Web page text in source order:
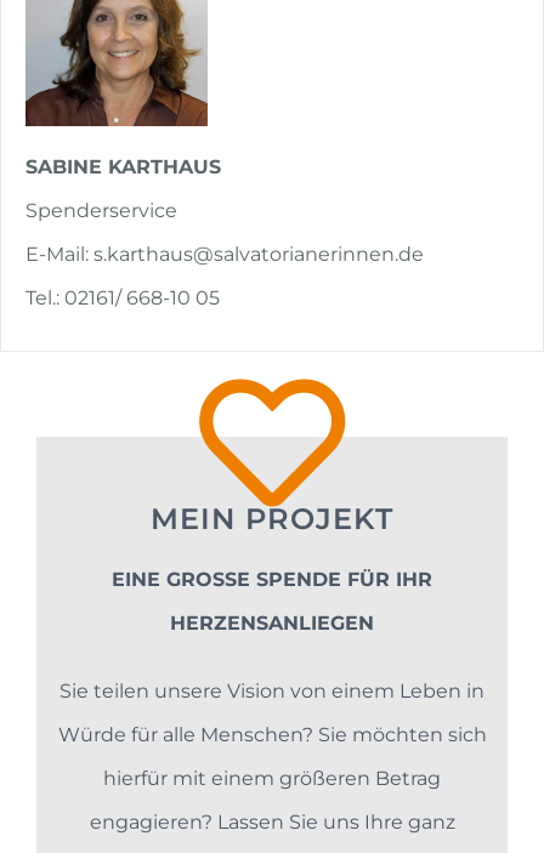
SABINE KARTHAUS
Spenderservice
E-Mail: s.karthaus@salvatorianerinnen.de
Tel.: 02161/ 668-10 05
MEIN PROJEKT
EINE GROSSE SPENDE FÜR IHR
HERZENSANLIEGEN
Sie teilen unsere Vision von einem Leben in
Würde für alle Menschen? Sie möchten sich
hierfür mit einem größeren Betrag
engagieren? Lassen Sie uns Ihre ganz